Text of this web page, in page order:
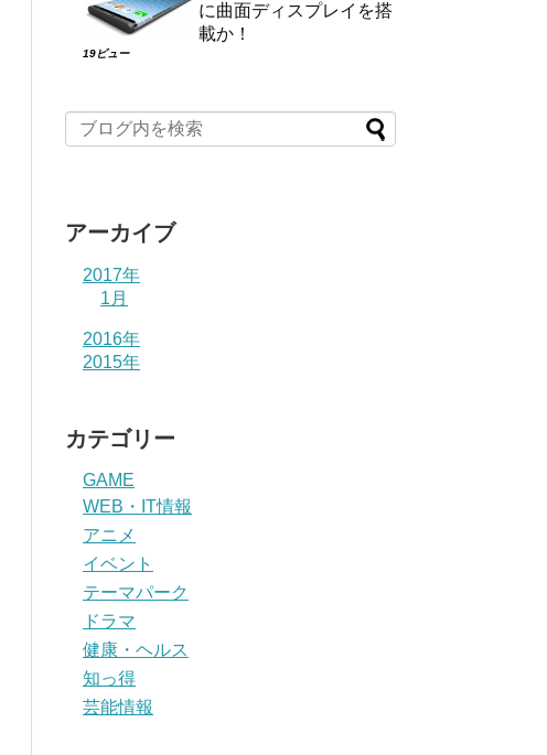
に曲面ディスプレイを搭
載か！
19ビュー
アーカイブ
2017年
1月
2016年
2015年
カテゴリー
GAME
WEB・IT情報
アニメ
イベント
テーマパーク
ドラマ
健康・ヘルス
知っ得
芸能情報